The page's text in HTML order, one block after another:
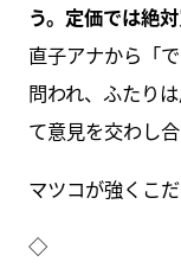
う。定価では絶対
直子アナから「
問われ、ふたり
て意見を交わし合
マツコが強くこ
◇